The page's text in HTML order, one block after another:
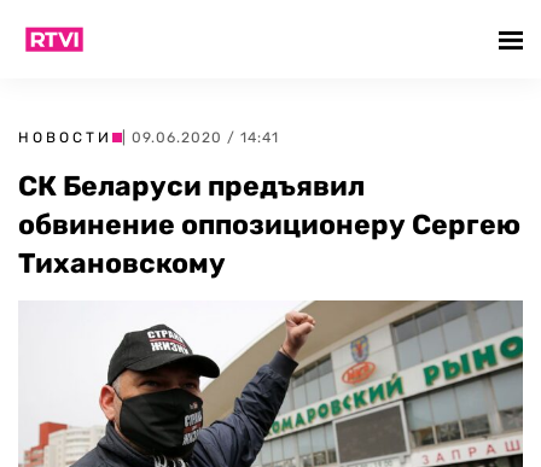
НОВОСТИ | 09.06.2020 / 14:41
СК Беларуси предъявил
обвинение оппозиционеру Сергею
Тихановскому